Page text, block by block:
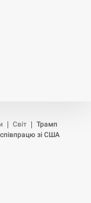
Світ
Трамп
зі США